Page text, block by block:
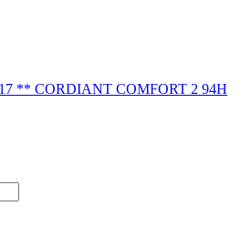
CORDIANT COMFORT 2 94H